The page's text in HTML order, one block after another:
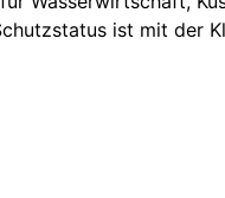
ist mit der